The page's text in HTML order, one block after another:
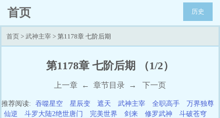
首页 历史
首页 > 武神主宰 > 第1178章 七阶后期
第1178章 七阶后期 （1/2）
上一章 ← 章节目录 → 下一页
推荐阅读: 吞噬星空 星辰变 遮天 武神主宰 全职高手
万界独尊
仙逆
斗罗大陆2绝世唐门 完美世界 剑来 修罗武神 斗破苍穹